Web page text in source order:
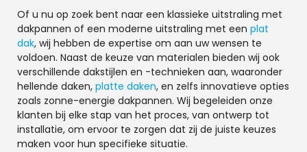
Of u nu op zoek bent naar een klassieke uitstraling met
dakpannen of een moderne uitstraling met een plat
dak, wij hebben de expertise om aan uw wensen te
voldoen. Naast de keuze van materialen bieden wij ook
verschillende dakstijlen en -technieken aan, waaronder
hellende daken, platte daken, en zelfs innovatieve opties
zoals zonne-energie dakpannen. Wij begeleiden onze
klanten bij elke stap van het proces, van ontwerp tot
installatie, om ervoor te zorgen dat zij de juiste keuzes
maken voor hun specifieke situatie.